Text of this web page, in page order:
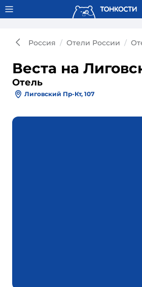
Тонкости используют сookie-файлы.
Россия Отели России
Веста на
Отель
Лиговский Пр-Кт, 107